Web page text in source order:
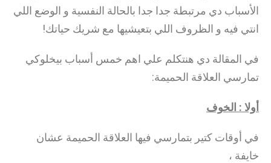
الأسباب دي مرتبطة جدا جدا بالحالة النفسية و الوضع اللي
انتي فيه و الظروف اللي بتعيشيها مع شريك حياتك!
في المقالة دي هنتكلم علي اهم خمس أسباب بيخلوكي
تمارسي العلاقة الحميمة:
أولا : الخوف
في أوقات كتير بتمارسي فيها العلاقة الحميمة عشان
خايفة ،